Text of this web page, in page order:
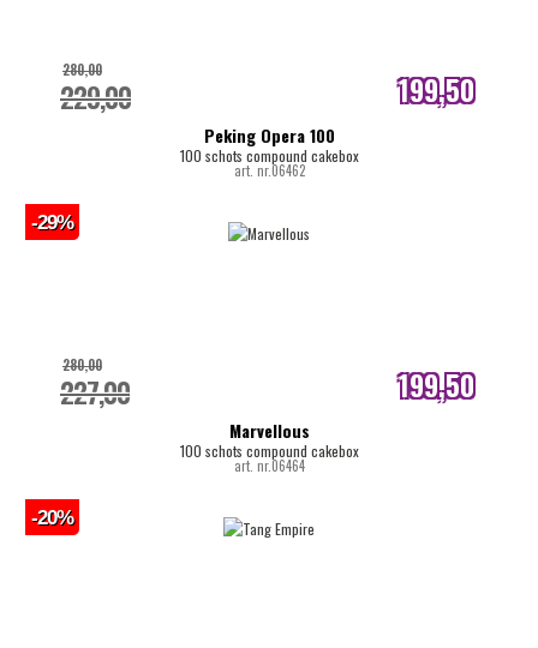
Peking Opera 100
100 schots compound cakebox
art. nr.06462
229,00
280,00 199,50
internetprijs
Marvellous
100 schots compound cakebox
art. nr.06464
227,00
280,00 199,50
internetprijs
-29%
-20%